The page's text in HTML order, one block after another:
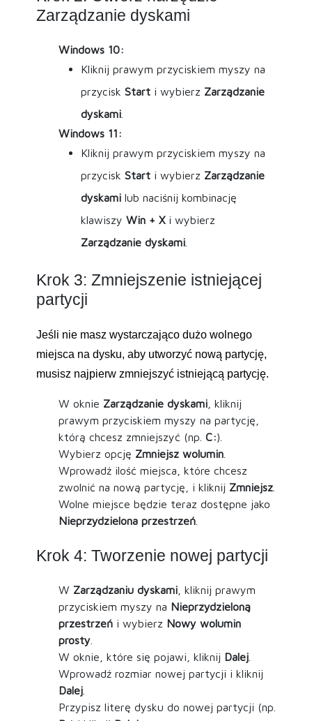
Zarządzanie dyskami
Windows 10:
Kliknij prawym przyciskiem myszy na
przycisk Start i wybierz Zarządzanie
dyskami
Windows 11:
Kliknij prawym przyciskiem myszy na
przycisk Start i wybierz Zarządzanie
dyskami lub naciśnij kombinację
klawiszy Win + Xi wybierz
Zarządzanie dyskami
Krok 3: Zmniejszenie istniejącej
partycji
Jeśli nie masz wystarczająco dużo wolnego
miejsca na dysku, aby utworzyć nową partycję,
musisz najpierw zmniejszyć istniejącą partycję.
W oknie Zarządzanie dyskami , kliknij
prawym przyciskiem myszy na partycję,
którą chcesz zmniejszyć (np. C:).
Wybierz opcję Zmniejsz wolumin
Wprowadź ilość miejsca, które chcesz
zwolnić na nową partycję, i kliknij Zmniejsz
Wolne miejsce będzie teraz dostępne jako
Nieprzydzielona przestrzeń
Krok 4: Tworzenie nowej partycji
W Zarządzaniu dyskami , kliknij prawym
przyciskiem myszy na Nieprzydzieloną
przestrzeń i wybierz Nowy wolumin
prosty
W oknie, które się pojawi, kliknij Dalej
Wprowadź rozmiar nowej partycji i kliknij
Dalej
Przypisz literę dysku do nowej partycji (np.